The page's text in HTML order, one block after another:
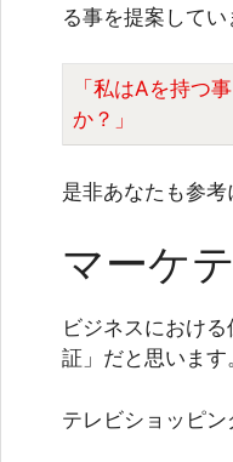
る事を提案してい
「私はAを持つ
か？」
是非あなたも参考
マーケ
ビジネスにおけ
証」だと思います
テレビショッピン